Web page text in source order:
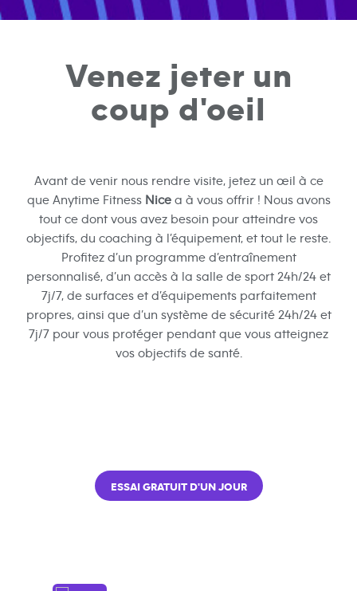
Venez jeter un
coup d'oeil​
Avant de venir nous rendre visite, jetez un œil à ce
que Anytime Fitness Nice a à vous offrir ! Nous avons
tout ce dont vous avez besoin pour atteindre vos
objectifs, du coaching à l’équipement, et tout le reste.
Profitez d’un programme d’entraînement
personnalisé, d’un accès à la salle de sport 24h/24 et
7j/7, de surfaces et d’équipements parfaitement
propres, ainsi que d’un système de sécurité 24h/24 et
7j/7 pour vous protéger pendant que vous atteignez
vos objectifs de santé.
ESSAI GRATUIT D'UN JOUR